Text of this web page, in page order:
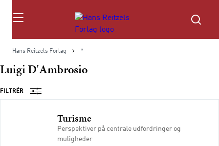
Søg
Hans Reitzels Forlag *
Luigi D'Ambrosio
FILTRÉR
Turisme
Perspektiver på centrale udfordringer og
muligheder